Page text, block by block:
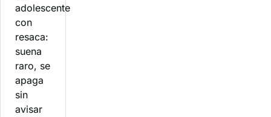
adolescente
con
resaca:
suena
raro, se
apaga
sin
avisar